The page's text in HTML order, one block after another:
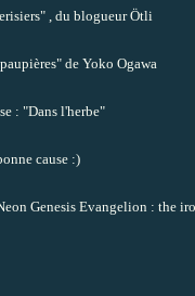
, du blogueur Ötli
de Yoko Ogawa
: "Dans l'herbe"
cause :)
Genesis Evangelion : the